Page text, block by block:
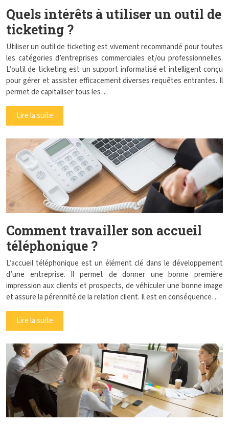
Quels intérêts à utiliser un outil de
ticketing ?
Utiliser un outil de ticketing est vivement recommandé pour toutes
les catégories d’entreprises commerciales et/ou professionnelles.
L’outil de ticketing est un support informatisé et intelligent conçu
pour gérer et assister efficacement diverses requêtes entrantes. Il
permet de capitaliser tous les…
Lire la suite
Comment travailler son accueil
téléphonique ?
L’accueil téléphonique est un élément clé dans le développement
d’une entreprise. Il permet de donner une bonne première
impression aux clients et prospects, de véhiculer une bonne image
et assure la pérennité de la relation client. Il est en conséquence…
Lire la suite